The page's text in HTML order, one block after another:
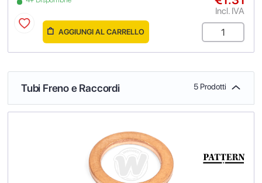
Incl. IVA
AGGIUNGI AL CARRELLO
Tubi Freno e Raccordi 5 Prodotti